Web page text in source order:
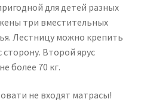
для детей разных
три вместительных
Лестницу можно крепить
Второй ярус
более 70 кг.
не входят матрасы!